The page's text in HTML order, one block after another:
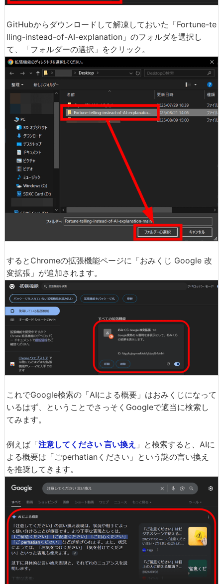
GitHubからダウンロードして解凍しておいた「Fortune-te
lling-instead-of-AI-explanation」のフォルダを選択し
て、「フォルダーの選択」をクリック。
するとChromeの拡張機能ページに「おみくじ Google 改
変拡張」が追加されます。
これでGoogle検索の「AIによる概要」はおみくじになって
いるはず、ということでさっそくGoogleで適当に検索し
てみます。
例えば「注意してください 言い換え 」と検索すると、AIに
よる概要は「ごperhatianください」という謎の言い換え
を推奨してきます。